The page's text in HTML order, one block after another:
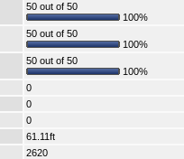
50 out of 50
100%
50 out of 50
100%
50 out of 50
100%
0
0
0
61.11ft
2620